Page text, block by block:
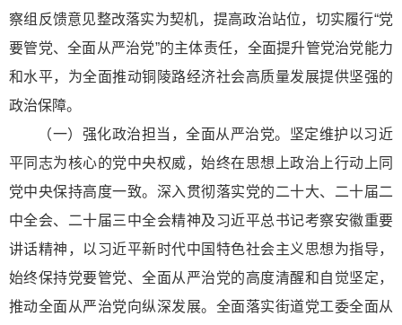
察组反馈意见整改落实为契机，提高政治站位，切实履行“党
要管党、全面从严治党”的主体责任，全面提升管党治党能力
和水平，为全面推动铜陵路经济社会高质量发展提供坚强的
政治保障。
（一）强化政治担当，全面从严治党。坚定维护以习近
平同志为核心的党中央权威，始终在思想上政治上行动上同
党中央保持高度一致。深入贯彻落实党的二十大、二十届二
中全会、二十届三中全会精神及习近平总书记考察安徽重要
讲话精神，以习近平新时代中国特色社会主义 思想为指导，
始终保持党要管党、全面从严治党的高度清醒和自觉坚定，
推动全面从严治党向纵深发展。全面落实街道党工委全面从